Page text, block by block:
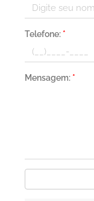
Telefone: *
Mensagem: *